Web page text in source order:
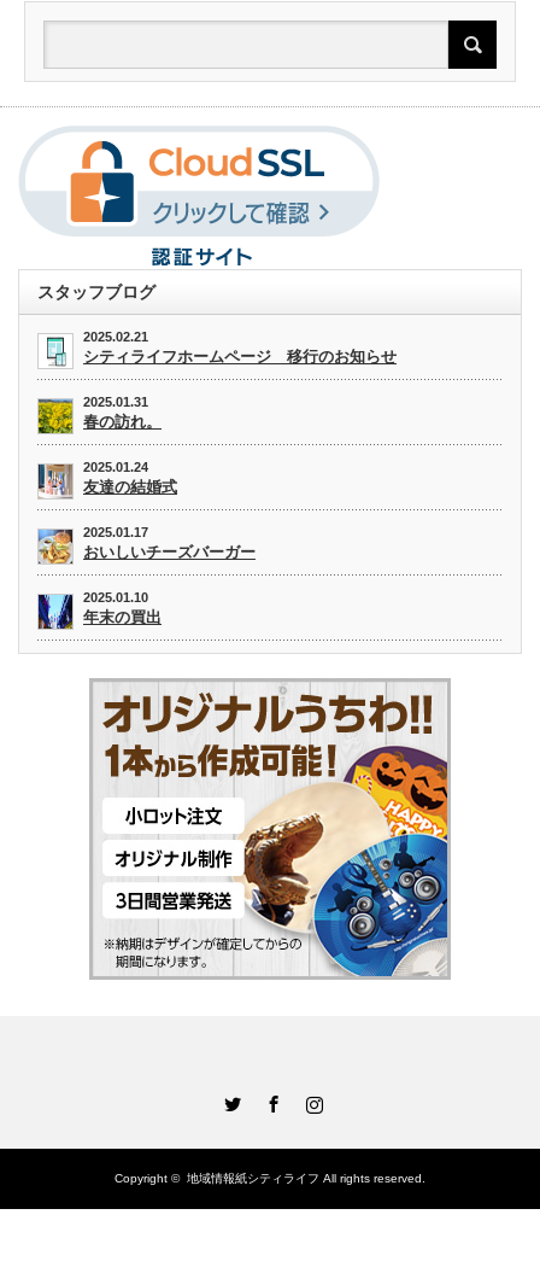
スタッフブログ
2025.02.21
シティライフホームページ 移行のお知らせ
2025.01.31
春の訪れ。
2025.01.24
友達の結婚式
2025.01.17
おいしいチーズバーガー
2025.01.10
年末の買出
Copyright © 地域情報紙シティライフ All rights reserved.